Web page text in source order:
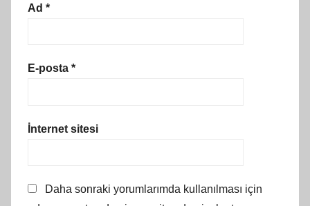
Ad *
E-posta *
İnternet sitesi
Daha sonraki yorumlarımda kullanılması için